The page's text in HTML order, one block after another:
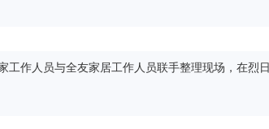
工作人员与全友家居工作人员联手整理现场，在烈